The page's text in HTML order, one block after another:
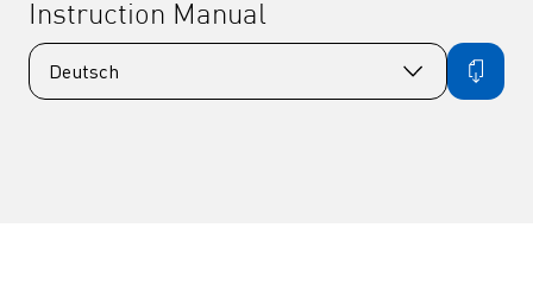
Instruction Manual